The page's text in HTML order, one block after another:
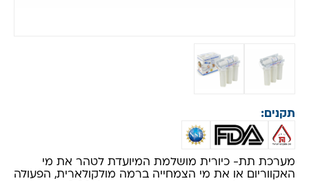
תקנים:
מערכת תת- כיורית מושלמת המיועדת לטהר את מי
האקווריום או את מי הצמחייה ברמה מולקולארית, הפעולה